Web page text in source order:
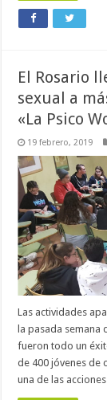
El Rosario
sexual a
«La Psico
19 febrero, 2019
Las actividades
la pasada semana
fueron todo un
de 400 jóvenes de
una de las